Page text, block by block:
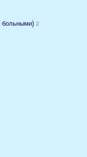
больными) 2